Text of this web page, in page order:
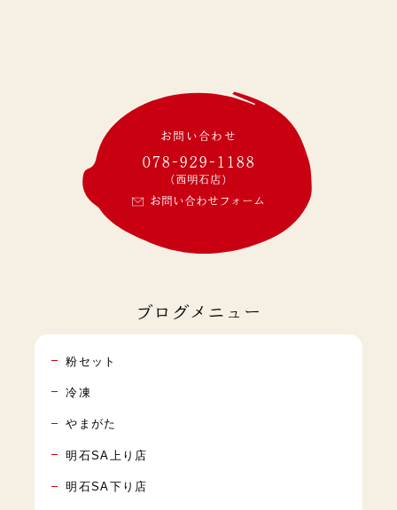
お問い合わせ
078-929-1188
(西明石店)
お問い合わせフォーム
ブログメニュー
粉セット
冷凍
やまがた
明石SA上り店
明石SA下り店